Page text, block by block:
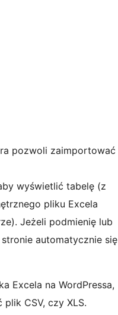
pozwoli zaimportować
wyświetlić tabelę (z
pliku Excela
Jeżeli podmienię lub
automatycznie się
Excela na WordPressa,
CSV, czy XLS.